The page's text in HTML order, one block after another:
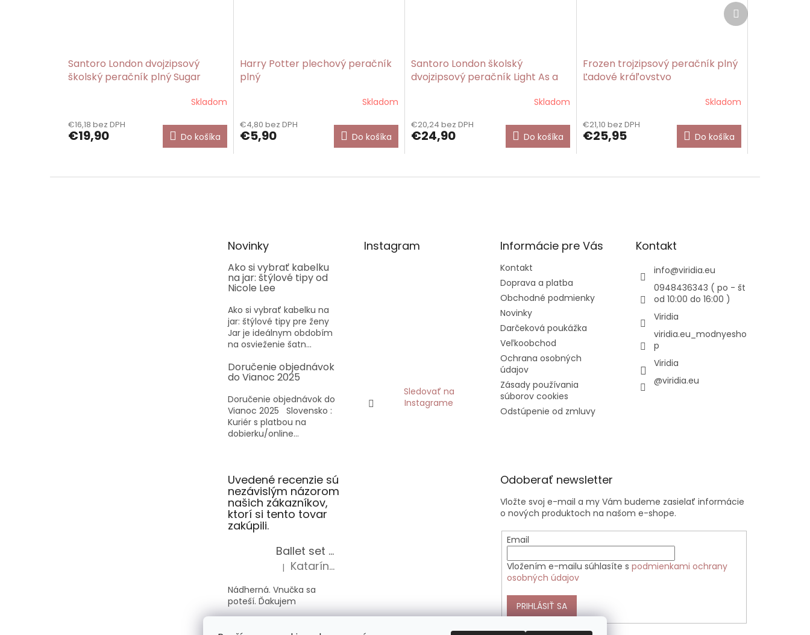
Santoro London dvojzipsový
školský peračník plný Sugar
Skladom
€16,18 bez DPH
€19,90 Do košíka
Harry Potter plechový peračník
plný
Skladom
€4,80 bez DPH
€5,90 Do košíka
Santoro London školský
dvojzipsový peračník Light As a
Skladom
€20,24 bez DPH
€24,90 Do košíka
Frozen trojzipsový peračník plný
Ľadové kráľovstvo
Skladom
€21,10 bez DPH
€25,95 Do košíka
Ďalší
produkt
Novinky
Ako si vybrať kabelku
na jar: štýlové tipy od
Nicole Lee
Ako si vybrať kabelku na
jar: štýlové tipy pre ženy
Jar je ideálnym obdobím
na osvieženie šatn...
Doručenie objednávok
do Vianoc 2025
Doručenie objednávok do
Vianoc 2025 Slovensko :
Kuriér s platbou na
dobierku/online...
Instagram
Sledovať na
Instagrame
Informácie pre Vás
Kontakt
Doprava a platba
Obchodné podmienky
Novinky
Darčeková poukážka
Veľkoobchod
Ochrana osobných
údajov
Zásady používania
súborov cookies
Odstúpenie od zmluvy
Kontakt
info@viridia.eu
0948436343 ( po - št
od 10:00 do 16:00 )
Viridia
viridia.eu_modnyesho
p
Viridia
@viridia.eu
Uvedené recenzie sú
nezávislým názorom
našich zákazníkov,
ktorí si tento tovar
zakúpili.
Ballet set školská taška, nerezová fľaša a plný peračník s motívom baletky pre dievča
Hodnotenie produktu je 5 z 5 hviezdičiek.
| Katarína Sz.
Nádherná. Vnučka sa
poteší. Ďakujem
Odoberať newsletter
Vložte svoj e-mail a my Vám budeme zasielať informácie
o nových produktoch na našom e-shope.
Email
Vložením e-mailu súhlasíte spodmienkami ochrany
osobných údajov
PRIHLÁSIŤ SA